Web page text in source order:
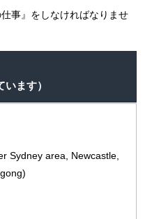
事』をしなければなりませ
ます）
Sydney area, Newcastle,